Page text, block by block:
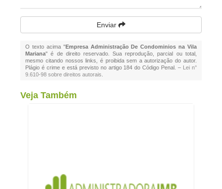
Enviar
O texto acima "Empresa Administração De Condominios na Vila
Mariana" é de direito reservado. Sua reprodução, parcial ou total,
mesmo citando nossos links, é proibida sem a autorização do autor.
Plágio é crime e está previsto no artigo 184 do Código Penal. – Lei n°
9.610-98 sobre direitos autorais
Veja Também